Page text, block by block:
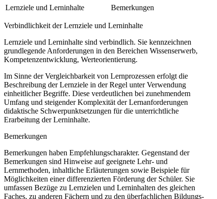
Lernziele und Lerninhalte Bemerkungen
Verbindlichkeit der Lernziele und Lerninhalte
Lernziele und Lerninhalte sind verbindlich. Sie kennzeichnen
grundlegende Anforderungen in den Bereichen Wissenserwerb,
Kompetenzentwicklung, Werteorientierung.
Im Sinne der Vergleichbarkeit von Lernprozessen erfolgt die
Beschreibung der Lernziele in der Regel unter Verwendung
einheitlicher Begriffe. Diese verdeutlichen bei zunehmendem
Umfang und steigender Komplexität der Lernanforderungen
didaktische Schwerpunktsetzungen für die unterrichtliche
Erarbeitung der Lerninhalte.
Bemerkungen
Bemerkungen haben Empfehlungscharakter. Gegenstand der
Bemerkungen sind Hinweise auf geeignete Lehr- und
Lernmethoden, inhaltliche Erläuterungen sowie Beispiele für
Möglichkeiten einer differenzierten Förderung der Schüler. Sie
umfassen Bezüge zu Lernzielen und Lerninhalten des gleichen
Faches, zu anderen Fächern und zu den überfachlichen Bildungs-